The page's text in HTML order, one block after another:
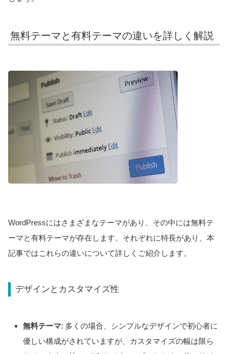
無料テーマと有料テーマの違いを詳しく解説
WordPressにはさまざまなテーマがあり、その中には無料テ
ーマと有料テーマが存在します。それぞれに特長があり、本
記事ではこれらの違いについて詳しくご紹介します。
デザインとカスタマイズ性
無料テーマ: 多くの場合、シンプルなデザインで初心者に
優しい構成がされていますが、カスタマイズの幅は限ら